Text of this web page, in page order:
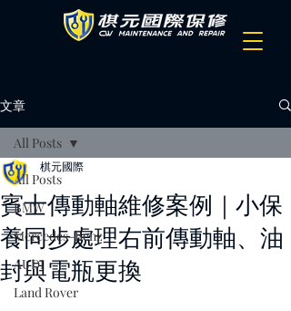
文章
All Posts
BMW
Mercedes-Benz
AUDI
Land Rover
All Posts
賓士傳動軸維修案例｜小保
養同步處理右前傳動軸、油
封與電瓶更換
棋元國際